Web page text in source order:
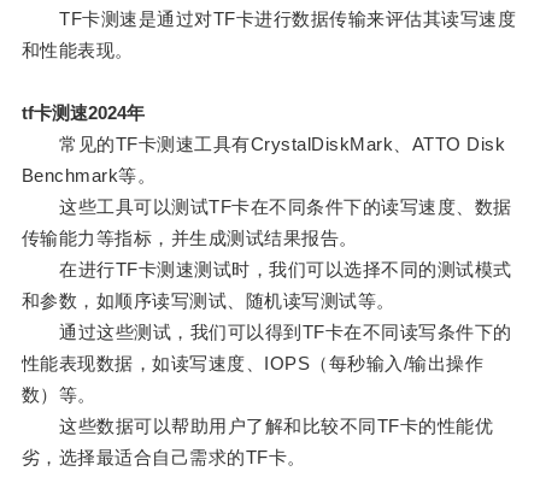
TF卡测速是通过对TF卡进行数据传输来评估其读写速度
和性能表现。
tf卡测速2024年
常见的TF卡测速工具有CrystalDiskMark、ATTO Disk
Benchmark等。
这些工具可以测试TF卡在不同条件下的读写速度、数据
传输能力等指标，并生成测试结果报告。
在进行TF卡测速测试时，我们可以选择不同的测试模式
和参数，如顺序读写测试、随机读写测试等。
通过这些测试，我们可以得到TF卡在不同读写条件下的
性能表现数据，如读写速度、IOPS（每秒输入/输出操作
数）等。
这些数据可以帮助用户了解和比较不同TF卡的性能优
劣，选择最适合自己需求的TF卡。